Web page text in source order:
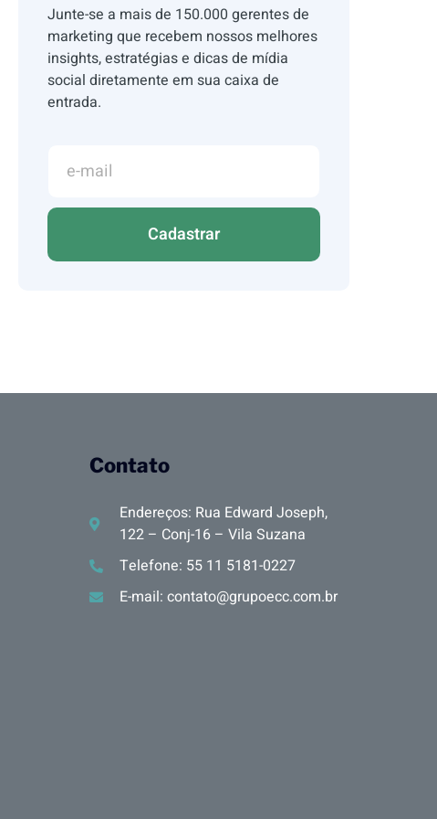
Junte-se a mais de 150.000 gerentes de
marketing que recebem nossos melhores
insights, estratégias e dicas de mídia
social diretamente em sua caixa de
entrada.
Cadastrar
Contato
Endereços: Rua Edward Joseph,
122 – Conj-16 – Vila Suzana
Telefone: 55 11 5181-0227
E-mail: contato@grupoecc.com.br